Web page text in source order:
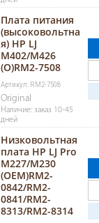
Плата питания
(высоковольтна
я) HP LJ
M402/M426
(O)RM2-7508
Артикул: RM2-7508
Original
Наличие: заказ 10-45
дней
Низковольтная
плата HP LJ Pro
M227/M230
(OEM)RM2-
0842/RM2-
0841/RM2-
8313/RM2-8314